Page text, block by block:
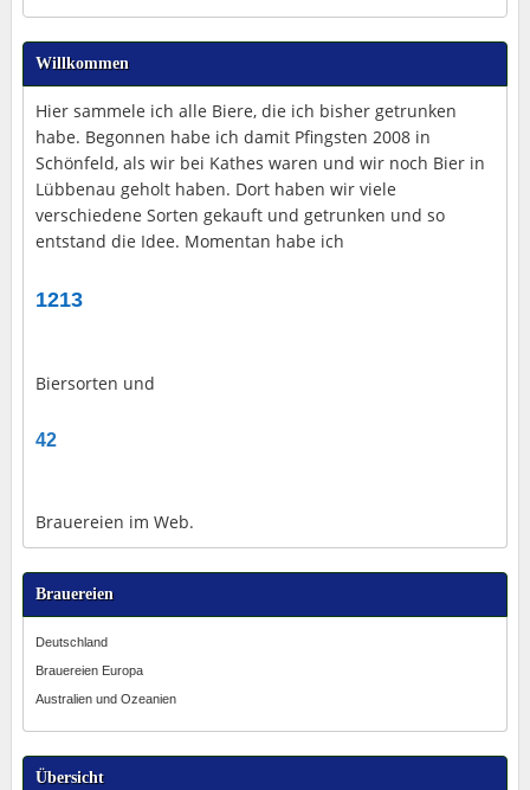
Willkommen
Hier sammele ich alle Biere, die ich bisher getrunken
habe. Begonnen habe ich damit Pfingsten 2008 in
Schönfeld, als wir bei Kathes waren und wir noch Bier in
Lübbenau geholt haben. Dort haben wir viele
verschiedene Sorten gekauft und getrunken und so
entstand die Idee. Momentan habe ich
1213
Biersorten und
42
Brauereien im Web.
Brauereien
Deutschland
Brauereien Europa
Australien und Ozeanien
Übersicht